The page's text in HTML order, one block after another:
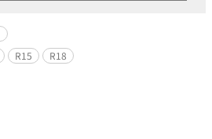
R15 R18